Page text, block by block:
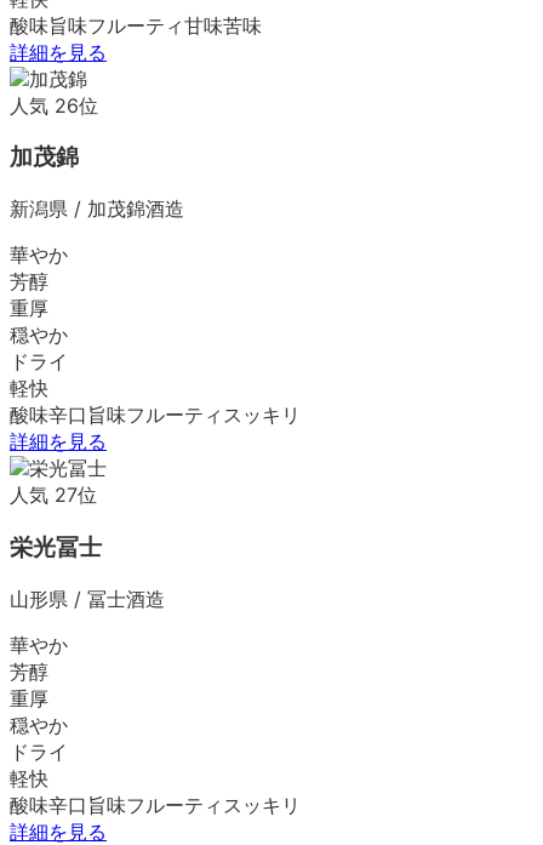
酸味旨味フルーティ甘味苦味
詳細を見る
人気 26位
加茂錦
新潟県 / 加茂錦酒造
華やか
芳醇
重厚
穏やか
ドライ
軽快
酸味辛口 旨味フルーティ スッキリ
詳細を見る
人気 27位
栄光冨士
山形県 / 冨士酒造
華やか
芳醇
重厚
穏やか
ドライ
軽快
酸味辛口 旨味フルーティ スッキリ
詳細を見る